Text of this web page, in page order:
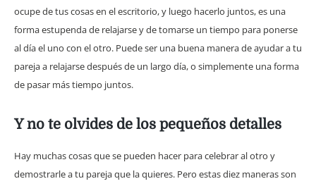
ocupe de tus cosas en el escritorio, y luego hacerlo juntos, es una
forma estupenda de relajarse y de tomarse un tiempo para ponerse
al día el uno con el otro. Puede ser una buena manera de ayudar a tu
pareja a relajarse después de un largo día, o simplemente una forma
de pasar más tiempo juntos.
Y no te olvides de los pequeños detalles
Hay muchas cosas que se pueden hacer para celebrar al otro y
demostrarle a tu pareja que la quieres. Pero estas diez maneras son